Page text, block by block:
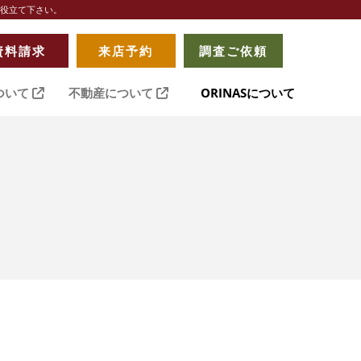
立て下さい。
料請求 来店予約 調査ご依頼
いて 不動産について ORINASについて